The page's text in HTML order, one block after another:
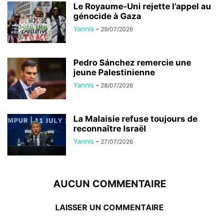
Le Royaume-Uni rejette l’appel au
génocide à Gaza
Yannis - 29/07/2026
Pedro Sánchez remercie une
jeune Palestinienne
Yannis - 28/07/2026
La Malaisie refuse toujours de
reconnaître Israël
Yannis - 27/07/2026
AUCUN COMMENTAIRE
LAISSER UN COMMENTAIRE